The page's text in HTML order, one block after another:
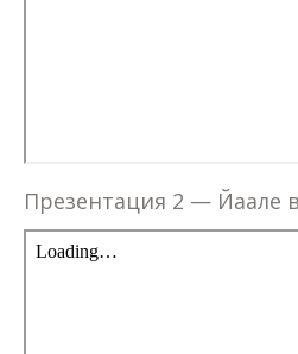
Презентация 2 — Йаале